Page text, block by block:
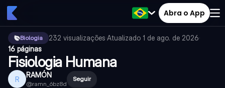
Abra o App
Biologia 232 visualizações·Atualizado 1 de ago. de 2026·
16 páginas
Fisiologia Humana
R RAMÓN
@ramn_6bz8d
Seguir